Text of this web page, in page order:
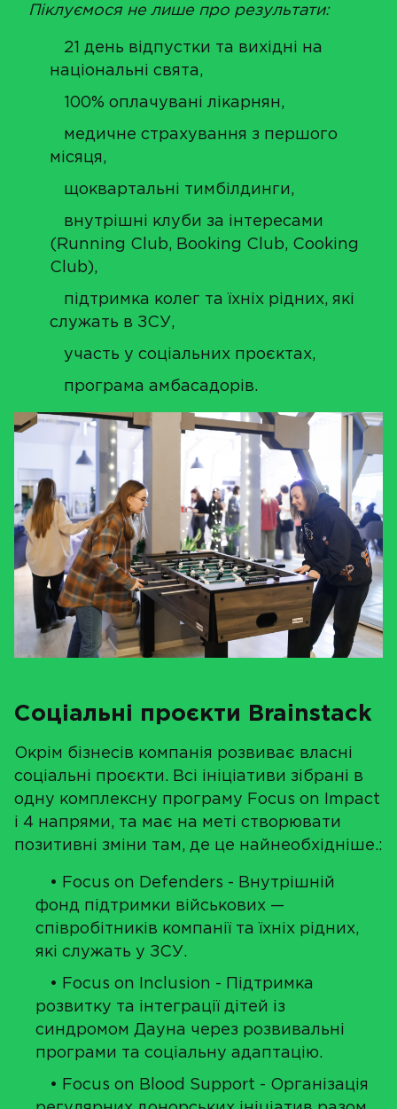
Піклуємося не лише про результати:
21 день відпустки та вихідні на
національні свята,
100% оплачувані лікарнян,
медичне страхування з першого
місяця,
щоквартальні тимбілдинги,
внутрішні клуби за інтересами
(Running Club, Booking Club, Cooking
Club),
підтримка колег та їхніх рідних, які
служать в ЗСУ,
участь у соціальних проєктах,
програма амбасадорів.
Соціальні проєкти Brainstack
Окрім бізнесів компанія розвиває власні
соціальні проєкти. Всі ініціативи зібрані в
одну комплексну програму Focus on Impact
і 4 напрями, та має на меті створювати
позитивні зміни там, де це найнеобхідніше.:
• Focus on Defenders - Внутрішній
фонд підтримки військових —
співробітників компанії та їхніх рідних,
які служать у ЗСУ.
• Focus on Inclusion - Підтримка
розвитку та інтеграції дітей із
синдромом Дауна через розвивальні
програми та соціальну адаптацію.
• Focus on Blood Support - Організація